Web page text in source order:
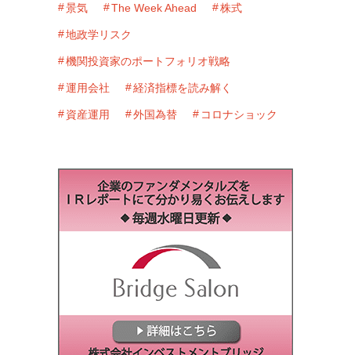
景気 The Week Ahead 株式
地政学リスク
機関投資家のポートフォリオ戦略
運用会社 経済指標を読み解く
資産運用 外国為替 コロナショック